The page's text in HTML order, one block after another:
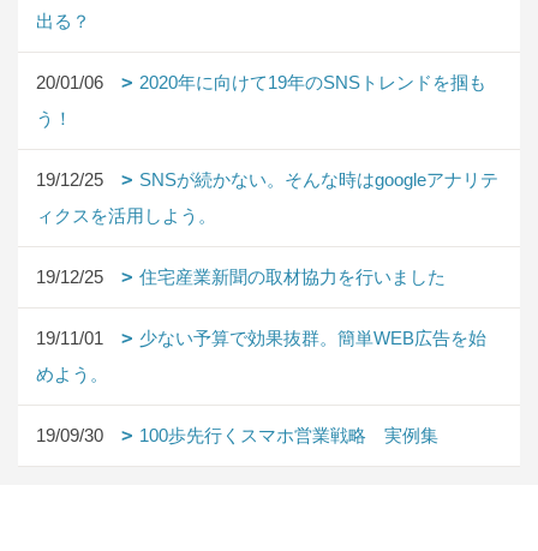
出る？
20/01/06
2020年に向けて19年のSNSトレンドを掴も
う！
19/12/25
SNSが続かない。そんな時はgoogleアナリテ
ィクスを活用しよう。
19/12/25 住宅産業新聞の取材協力を行いました
19/11/01
少ない予算で効果抜群。簡単WEB広告を始
めよう。
19/09/30 100歩先行くスマホ営業戦略 実例集